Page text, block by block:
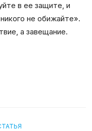
в ее защите, и
не обижайте».
а завещание.